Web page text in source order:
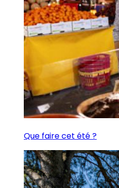
Que faire cet été ?